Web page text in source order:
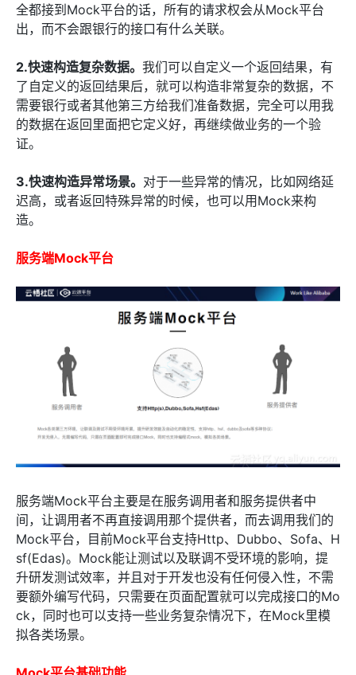
全都接到Mock平台的话，所有的请求权会从Mock平台
出，而不会跟银行的接口有什么关联。
2.快速构造复杂数据。 我们可以自定义一个返回结果，有
了自定义的返回结果后，就可以构造非常复杂的数据，不
需要银行或者其他第三方给我们准备数据，完全可以用我
的数据在返回里面把它定义好，再继续做业务的一个验
证。
3.快速构造异常场景。 对于一些异常的情况，比如网络延
迟高，或者返回特殊异常的时候，也可以用Mock来构
造。
服务端Mock平台
服务端Mock平台主要是在服务调用者和服务提供者中
间，让调用者不再直接调用那个提供者，而去调用我们的
Mock平台，目前Mock平台支持Http、Dubbo、Sofa、H
sf(Edas)。Mock能让测试以及联调不受环境的影响，提
升研发测试效率，并且对于开发也没有任何侵入性，不需
要额外编写代码，只需要在页面配置就可以完成接口的Mo
ck，同时也可以支持一些业务复杂情况下，在Mock里模
拟各类场景。